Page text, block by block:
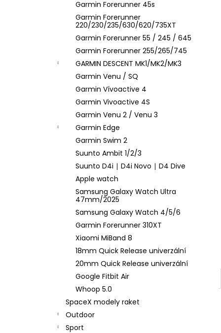
Garmin Forerunner 45s
Garmin Forerunner
220/230/235/630/620/735XT
Garmin Forerunner 55 / 245 / 645
Garmin Forerunner 255/265/745
GARMIN DESCENT MK1/MK2/MK3
Garmin Venu / SQ
Garmin Vívoactive 4
Garmin Vivoactive 4S
Garmin Venu 2 / Venu 3
Garmin Edge
Garmin Swim 2
Suunto Ambit 1/2/3
Suunto D4i ∣ D4i Novo ∣ D4 Dive
Apple watch
Samsung Galaxy Watch Ultra
47mm/2025
Samsung Galaxy Watch 4/5/6
Garmin Forerunner 310XT
Xiaomi MiBand 8
18mm Quick Release univerzální
20mm Quick Release univerzální
Google Fitbit Air
Whoop 5.0
SpaceX modely raket
Outdoor
Sport